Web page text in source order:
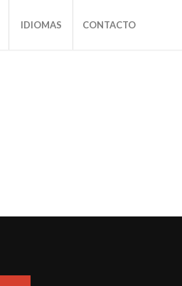
IDIOMAS CONTACTO